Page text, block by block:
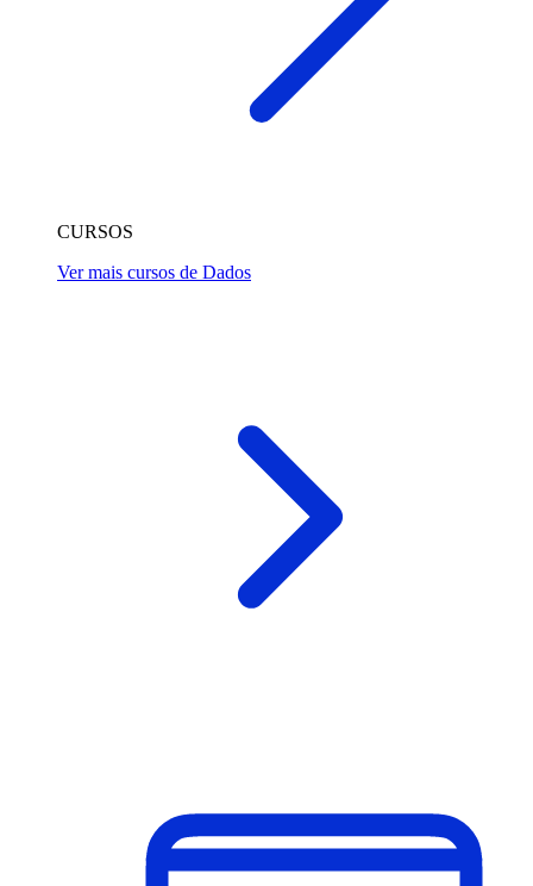
CURSOS
Ver mais cursos de Dados